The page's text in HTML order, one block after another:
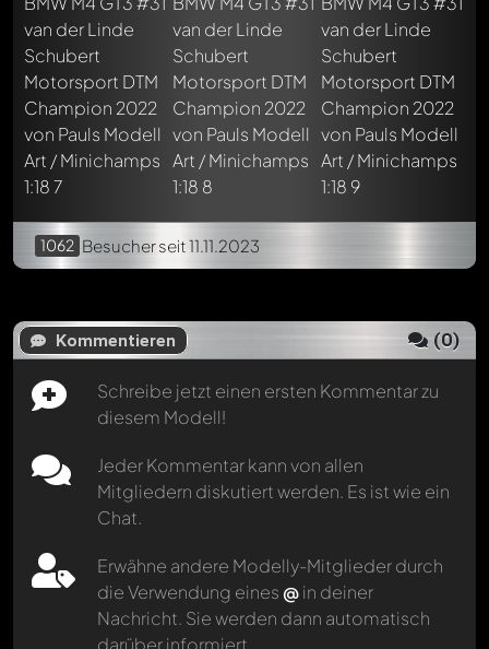
1062 Besucherseit 11.11.2023
Kommentieren (0)
Schreibe jetzt einen ersten Kommentar zu
diesem Modell!
Jeder Kommentar kann von allen
Mitgliedern diskutiert werden. Es ist wie ein
Chat.
Erwähne andere Modelly-Mitglieder durch
die Verwendung eines @in deiner
Nachricht. Sie werden dann automatisch
darüber informiert.
Erwähne andere Modelly-Mitglieder durch die
Verwendung eines
in deiner Nachricht. Sie werden dann
automatisch darüber informiert.